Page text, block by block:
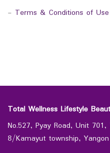
- Terms & Conditions of Use
Total Wellness Lifestyle
No.527, Pyay Road, Unit
8/Kamayut township,